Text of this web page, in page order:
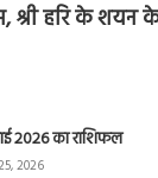
हरि के शयन
2026 का राशिफल
2026